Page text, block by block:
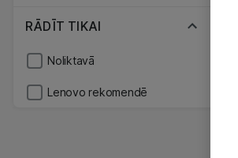
RĀDĪT TIKAI
Noliktavā
Lenovo rekomendē